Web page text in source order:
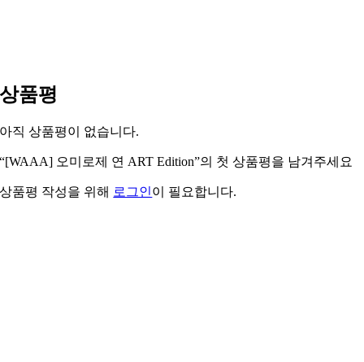
상품평
아직 상품평이 없습니다.
“[WAAA] 오미로제 연 ART Edition”의 첫 상품평을 남겨주세요
상품평 작성을 위해 로그인이 필요합니다.